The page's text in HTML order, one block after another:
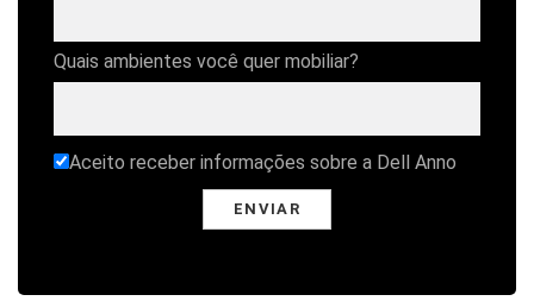
Quais ambientes você quer mobiliar?
Aceito receber informações sobre a Dell Anno